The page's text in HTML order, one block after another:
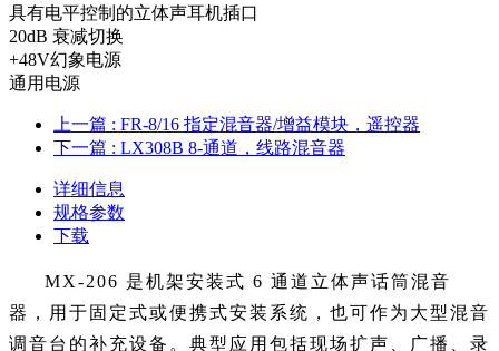
具有电平控制的立体声耳机插口
20dB 衰减切换
+48V幻象电源
通用电源
上一篇 : FR-8/16 指定混音器/增益模块，遥控器
下一篇 : LX308B 8-通道，线路混音器
详细信息
规格参数
下载
MX-206 是机架安装式 6 通道立体声话筒混音
器，用于固定式或便携式安装系统，也可作为大型混音
调音台的补充设备。典型应用包括现场扩声、广播、录